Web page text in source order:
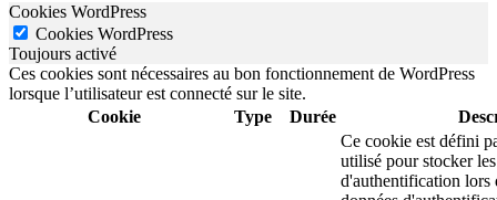
Cookies WordPress
Cookies WordPress
Toujours activé
Ces cookies sont nécessaires au bon fonctionnement de WordPress
lorsque l’utilisateur est connecté sur le site.
Cookie
Type Durée
Ce cookie est défini
utilisé pour stocker
d'authentification lors